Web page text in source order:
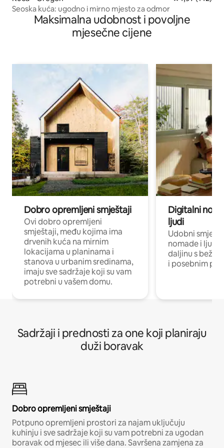
Seoska kuća: ugodno i mirno mjesto za odmor
Maksimalna udobnost i povoljne
mjesečne cijene
Dobro opremljeni smještaji
Ovi dobro opremljeni
smještaji, među kojima ima
drvenih kuća na mirnim
lokacijama u planinama i
stanova u urbanim sredinama,
imaju sve sadržaje koji su vam
potrebni u vašem domu.
Digitalni
ljudi
Udobni
nomade i ljude
daljinu s
i posebnim
Sadržaji i prednosti za one koji planiraju
duži boravak
Dobro opremljeni smještaji
Potpuno opremljeni prostori za najam uključuju
kuhinju i sve sadržaje koji su vam potrebni za ugodan
boravak od mjesec ili više dana. Savršena zamjena za